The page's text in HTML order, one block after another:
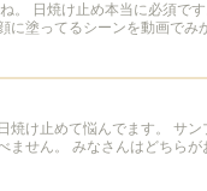
け止め本当に必須です。 よく両手のひ
に塗ってるシーンを動画でみ
田さん以外でお願いします。
焼け止めて悩んでます。 サ
ません。 みなさんはどちらが